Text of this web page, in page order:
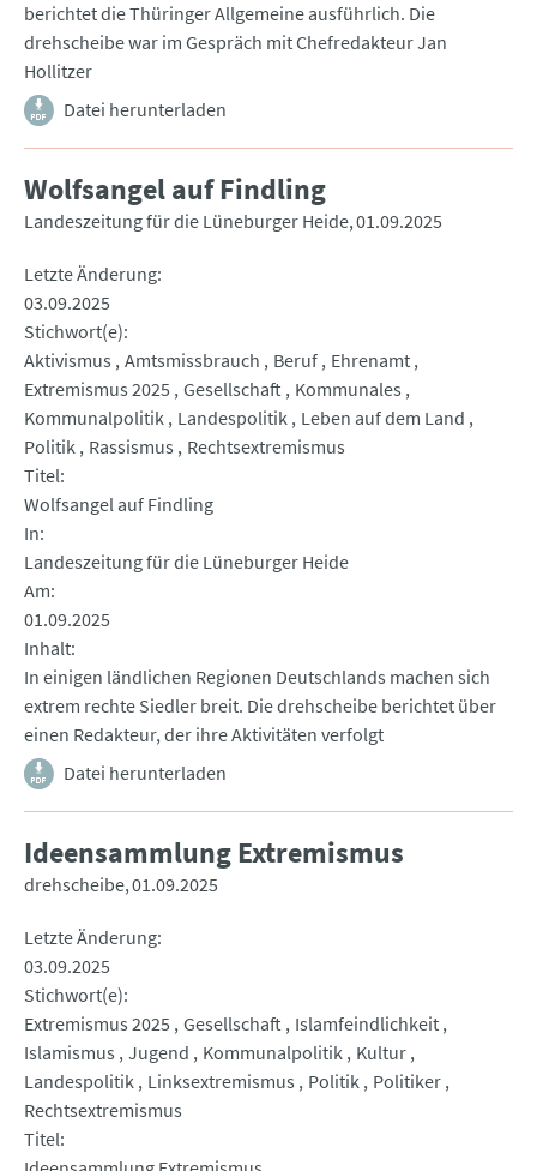
berichtet die Thüringer Allgemeine ausführlich. Die
drehscheibe war im Gespräch mit Chefredakteur Jan
Hollitzer
Datei herunterladen
Wolfsangel auf Findling
Landeszeitung für die Lüneburger Heide 01.09.2025
Letzte Änderung
03.09.2025
Stichwort(e)
Aktivismus Amtsmissbrauch Beruf Ehrenamt
Extremismus 2025 Gesellschaft Kommunales
Kommunalpolitik Landespolitik Leben auf dem Land
Politik Rassismus
Rechtsextremismus
Titel
Wolfsangel auf Findling
In
Landeszeitung für die Lüneburger Heide
Am
01.09.2025
Inhalt
In einigen ländlichen Regionen Deutschlands machen sich
extrem rechte Siedler breit. Die drehscheibe berichtet über
einen Redakteur, der ihre Aktivitäten verfolgt
Datei herunterladen
Ideensammlung Extremismus
drehscheibe 01.09.2025
Letzte Änderung
03.09.2025
Stichwort(e)
Extremismus 2025 Gesellschaft Islamfeindlichkeit
Islamismus Jugend Kommunalpolitik Kultur
Landespolitik Linksextremismus Politik Politiker
Rechtsextremismus
Titel